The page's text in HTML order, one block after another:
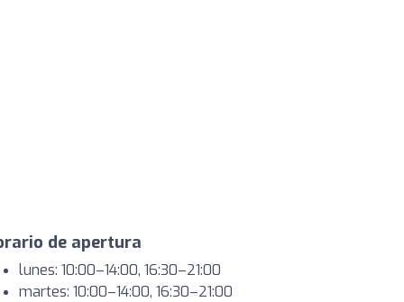
de apertura
lunes: 10:00–14:00, 16:30–21:00
martes: 10:00–14:00, 16:30–21:00